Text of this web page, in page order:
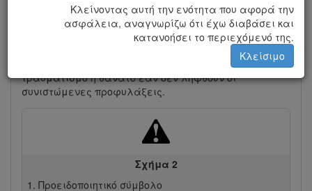
Κλείνοντας αυτή την ενότητα που αφορά την
ασφάλεια, αναγνωρίζω ότι έχω διαβάσει και
κατανοήσει το περιεχόμενό της.
Κλείσιμο
Στο παρόν εγχειρίδιο προσδιορίζονται οι πιθανοί
κίνδυνοι και παρατίθενται μηνύματα ασφάλειας. Τα
μηνύματα αυτά αναγνωρίζονται από το
), το οποίο δηλώνει
έναν κίνδυνο που ενδέχεται να προκαλέσει σοβαρό
τραυματισμό ή θάνατο εάν δεν ληφθούν οι
συνιστώμενες προφυλάξεις.
Σχήμα 2
Προειδοποιητικό σύμβολο